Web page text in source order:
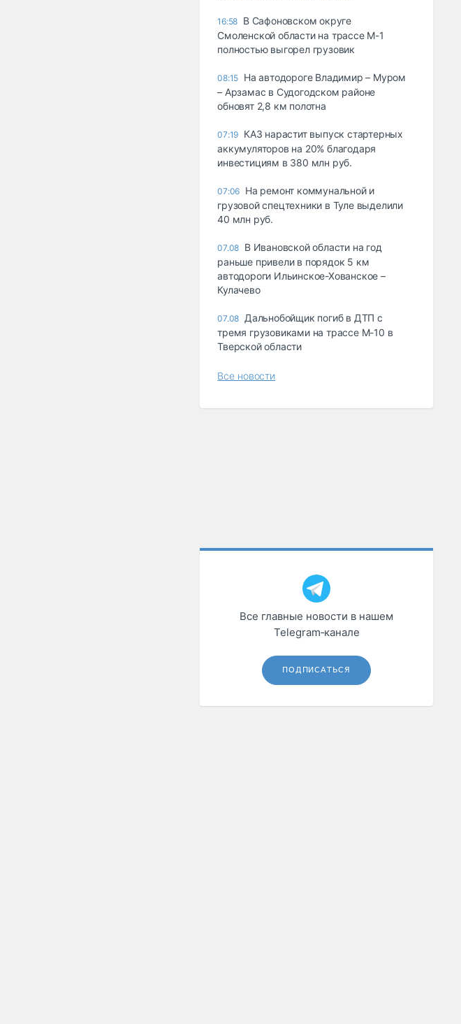
16:58 В Сафоновском округе
Смоленской области на трассе М-1
полностью выгорел грузовик
08:15 На автодороге Владимир – Муром
– Арзамас в Судогодском районе
обновят 2,8 км полотна
07:19 КАЗ нарастит выпуск стартерных
аккумуляторов на 20% благодаря
инвестициям в 380 млн руб.
07:06 На ремонт коммунальной и
грузовой спецтехники в Туле выделили
40 млн руб.
07.08 В Ивановской области на год
раньше привели в порядок 5 км
автодороги Ильинское-Хованское –
Кулачево
07.08 Дальнобойщик погиб в ДТП с
тремя грузовиками на трассе М-10 в
Тверской области
Все новости
Все главные новости в нашем
Telegram‑канале
ПОДПИСАТЬСЯ